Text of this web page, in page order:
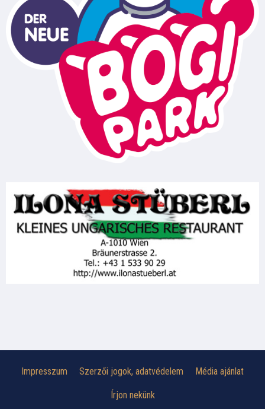
Impresszum Szerzői jogok, adatvédelem Média ajánlat
Írjon nekünk